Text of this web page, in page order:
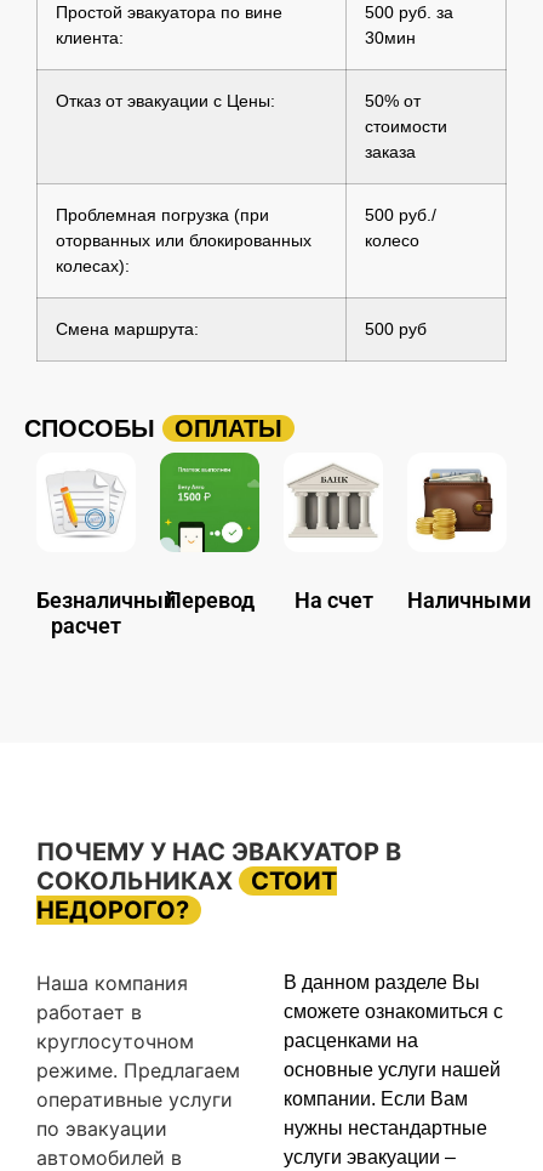
Простой эвакуатора по вине
клиента:
500 руб. за
30мин
Отказ от эвакуации с Цены:
50% от
стоимости
заказа
Проблемная погрузка (при
оторванных или блокированных
колесах):
500 руб./
колесо
Смена маршрута: 500 руб
СПОСОБЫ ОПЛАТЫ
Безналичный
расчет
Перевод На счет Наличными
ПОЧЕМУ У НАС ЭВАКУАТОР В
СОКОЛЬНИКАХ
СТОИТ
НЕДОРОГО?
Наша компания
работает в
круглосуточном
режиме. Предлагаем
оперативные услуги
по эвакуации
автомобилей в
В данном разделе Вы
сможете ознакомиться с
расценками на
основные услуги нашей
компании. Если Вам
нужны нестандартные
услуги эвакуации –